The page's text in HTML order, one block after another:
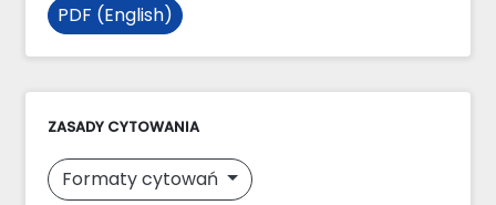
PDF (English)
ZASADY CYTOWANIA
Formaty cytowań